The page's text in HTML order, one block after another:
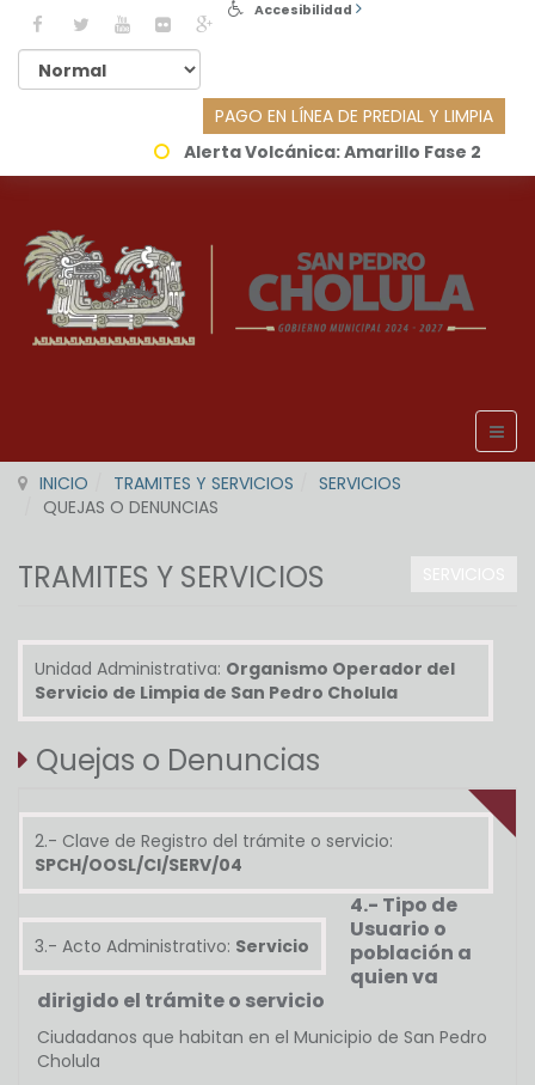
Accesibilidad
PAGO EN LÍNEA DE PREDIAL Y LIMPIA
Alerta Volcánica:Amarillo Fase 2
INICIO TRAMITES Y SERVICIOS
SERVICIOS
QUEJAS O DENUNCIAS
TRAMITES Y SERVICIOS
Unidad Administrativa: Organismo Operador del
Servicio de Limpia de San Pedro Cholula
Quejas o Denuncias
2.- Clave de Registro del trámite o servicio:
SPCH/OOSL/CI/SERV/04
3.- Acto Administrativo: Servicio
4.- Tipo de
Usuario o
población a
quien va
dirigido el trámite o servicio
Ciudadanos que habitan en el Municipio de San Pedro
Cholula